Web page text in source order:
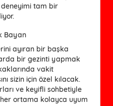
tam bir
Bayan
ayıran bir başka
bir gezinti yapmak
vakit
sizin için özel kılacak.
ve keyifli sohbetiyle
her ortama kolayca uyum